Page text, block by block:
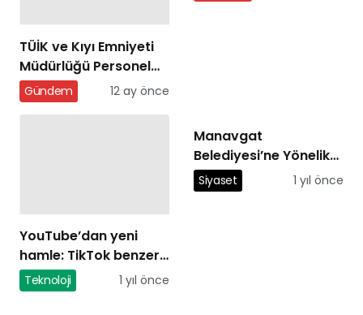
TÜİK ve Kıyı Emniyeti
Müdürlüğü Personel
Alımı Yapacak
Gündem 12 ay önce
YouTube’dan yeni
hamle: TikTok benzeri
iş birliği özelliği testte!
Teknoloji 1 yıl önce
Manavgat
Belediyesi’ne Yönelik
Yolsuzluk
Soruşturmasında Yeni
Siyaset 1 yıl önce